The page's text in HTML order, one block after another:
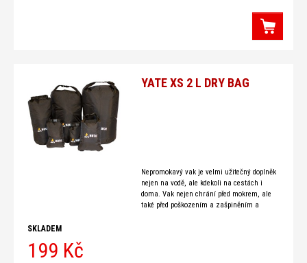
YATE XS 2 L DRY BAG
Nepromokavý vak je velmi užitečný doplněk
nejen na vodě, ale kdekoli na cestách i
doma. Vak nejen chrání před mokrem, ale
také před poškozením a zašpiněním a
SKLADEM
199 Kč